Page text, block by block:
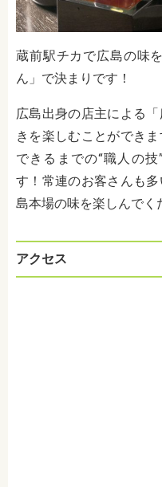
蔵前駅チカで広島の味
ん」で決まりです！
広島出身の店主による
きを楽しむことができ
できるまでの“職人の
す！常連のお客さんも
島本場の味を楽しんでく
アクセス